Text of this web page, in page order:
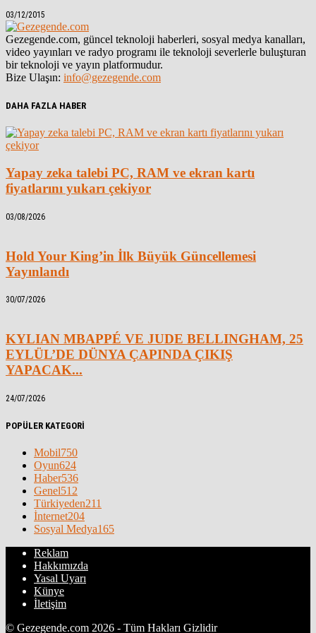
03/12/2015
Gezegende.com, güncel teknoloji haberleri, sosyal medya kanalları,
video yayınları ve radyo programı ile teknoloji severlerle buluşturan
bir teknoloji ve yayın platformudur.
Bize Ulaşın: info@gezegende.com
DAHA FAZLA HABER
Yapay zeka talebi PC, RAM ve ekran kartı
fiyatlarını yukarı çekiyor
03/08/2026
Hold Your King’in İlk Büyük Güncellemesi
Yayınlandı
30/07/2026
KYLIAN MBAPPÉ VE JUDE BELLINGHAM, 25
EYLÜL’DE DÜNYA ÇAPINDA ÇIKIŞ
YAPACAK...
24/07/2026
POPÜLER KATEGORİ
Mobil750
Oyun624
Haber536
Genel512
Türkiyeden211
İnternet204
Sosyal Medya165
Reklam
Hakkımızda
Yasal Uyarı
Künye
İletişim
© Gezegende.com 2026 - Tüm Hakları Gizlidir